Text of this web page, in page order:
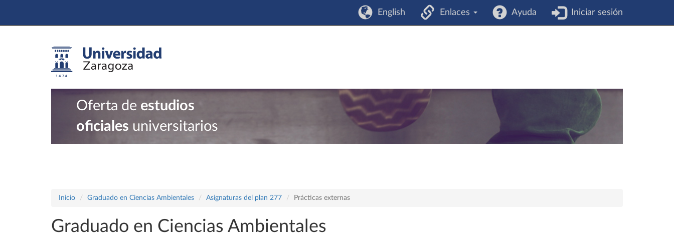
English Enlaces Ayuda Iniciar sesión
Oferta de estudios
oficiales universitarios
Inicio Graduado en Ciencias Ambientales Asignaturas del plan 277 Prácticas externas
Graduado en Ciencias Ambientales